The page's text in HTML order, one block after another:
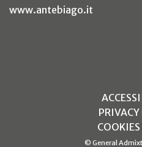
www.antebiago.it
© General